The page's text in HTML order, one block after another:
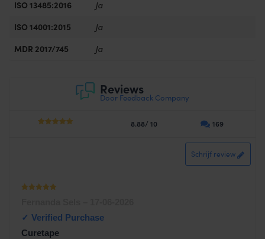
ISO 13485:2016 Ja
ISO 14001:2015 Ja
MDR 2017/745 Ja
Reviews
Door Feedback Company
8.88/ 10 169
Schrijf review
Curetape